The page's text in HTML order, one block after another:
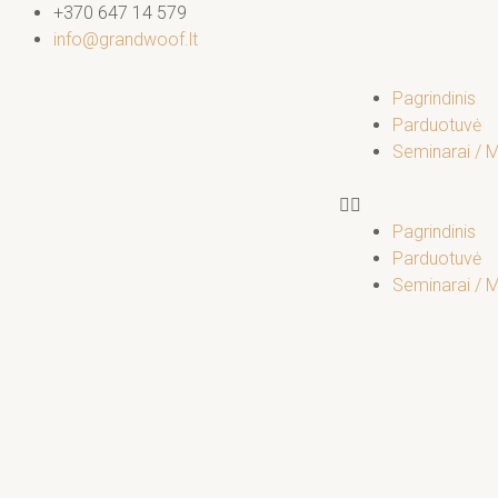
Pereiti
+370 647 14 579
info@grandwoof.lt
Pagrindinis
Parduotuvė
Seminarai /
Pagrindinis
Parduotuvė
Seminarai /